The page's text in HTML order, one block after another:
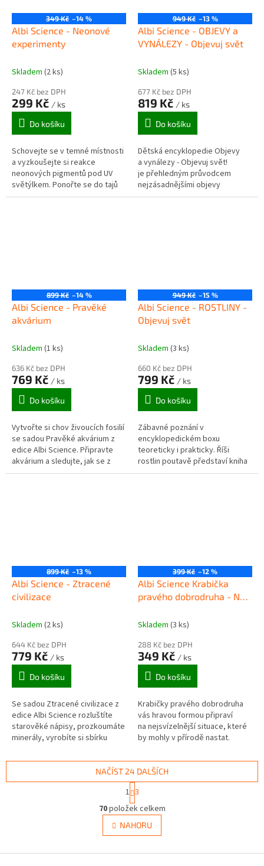
349 Kč –14 %
Albi Science - Neonové
experimenty
Skladem (2 ks)
247 Kč bez DPH
299 Kč / ks
Do košíku
Schovejte se v temné místnosti
a vyzkoušejte si reakce
neonových pigmentů pod UV
světýlkem. Ponořte se do tajů
chemie, fyziky i biologie.
949 Kč –13 %
Albi Science - OBJEVY a
VYNÁLEZY - Objevuj svět
Skladem (5 ks)
677 Kč bez DPH
819 Kč / ks
Do košíku
Dětská encyklopedie Objevy
a vynálezy - Objevuj svět!
je přehledným průvodcem
nejzásadnějšími objevy
a vynálezy pro děti od 8 let.
899 Kč –14 %
Albi Science - Pravěké
akvárium
Skladem (1 ks)
636 Kč bez DPH
769 Kč / ks
Do košíku
Vytvořte si chov živoucích fosilií
se sadou Pravěké akvárium z
edice Albi Science. Připravte
akvárium a sledujte, jak se z
vajíček líhnou prastaří triopsi –
949 Kč –15 %
Albi Science - ROSTLINY -
Objevuj svět
Skladem (3 ks)
660 Kč bez DPH
799 Kč / ks
Do košíku
Zábavné poznání v
encyklopedickém boxu
teoreticky i prakticky. Říši
rostlin poutavě představí kniha
plná obrázků a schémat, v
899 Kč –13 %
Albi Science - Ztracené
civilizace
Skladem (2 ks)
644 Kč bez DPH
779 Kč / ks
Do košíku
Se sadou Ztracené civilizace z
edice Albi Science rozluštíte
starověké nápisy, prozkoumáte
minerály, vyrobíte si sbírku
mumii. Doporučený věk:...
399 Kč –12 %
Albi Science Krabička
pravého dobrodruha - Na
Skladem (3 ks)
288 Kč bez DPH
349 Kč / ks
Do košíku
Krabičky pravého dobrodruha
vás hravou formou připraví
na nejsvízelnější situace, které
by mohly v přírodě nastat.
O
v
l
á
NAČÍST 24 DALŠÍCH
S
t
r
á
n
k
v
1 3
70položek celkem
NAHORU